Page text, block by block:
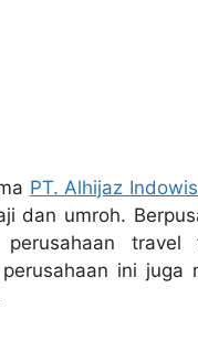
PT. Alhijaz
dan umroh.
ini